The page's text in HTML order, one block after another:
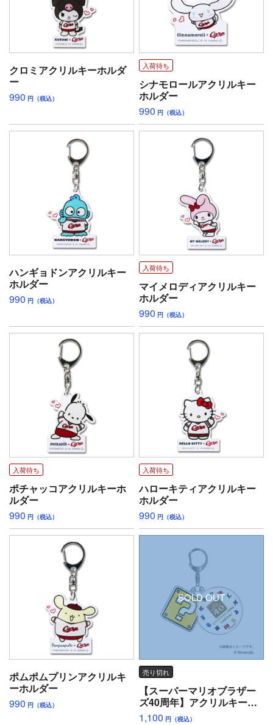
クロミアクリルキーホルダ
ー
990 円（税込）
入荷待ち
シナモロールアクリルキー
ホルダー
990 円（税込）
ハンギョドンアクリルキー
ホルダー
990 円（税込）
入荷待ち
マイメロディアクリルキー
ホルダー
990 円（税込）
入荷待ち
ポチャッコアクリルキーホ
ルダー
990 円（税込）
入荷待ち
ハローキティアクリルキー
ホルダー
990 円（税込）
ポムポムプリンアクリルキ
ーホルダー
990 円（税込）
SOLD OUT
売り切れ
【スーパーマリオブラザー
ズ40周年】アクリルキーホ
ルダー
1,100 円（税込）